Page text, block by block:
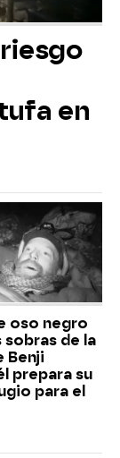
en
oso negro
sobras de la
Benji
prepara su
para el